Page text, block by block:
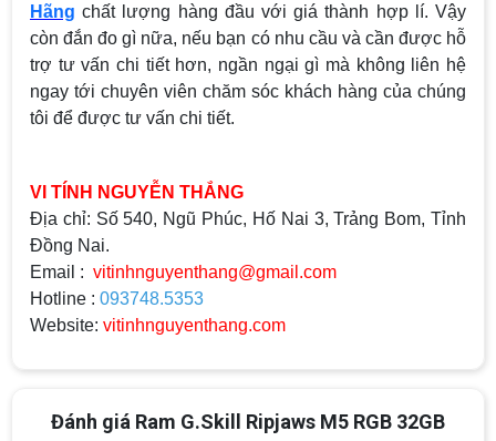
Hãng chất lượng hàng đầu với giá thành hợp lí. Vậy
còn đắn đo gì nữa, nếu bạn có nhu cầu và cần được hỗ
trợ tư vấn chi tiết hơn, ngần ngại gì mà không liên hệ
ngay tới chuyên viên chăm sóc khách hàng của chúng
tôi để được tư vấn chi tiết.
VI TÍNH NGUYỄN THẮNG
Địa chỉ: Số 540, Ngũ Phúc, Hố Nai 3, Trảng Bom, Tỉnh
Đồng Nai.
Email : vitinhnguyenthang@gmail.com
Hotline : 093748.5353
Website: vitinhnguyenthang.com
Đánh giá Ram G.Skill Ripjaws M5 RGB 32GB